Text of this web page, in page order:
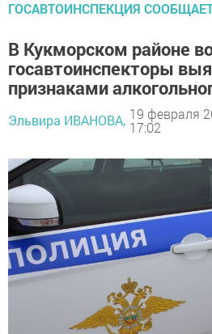
ГОСАВТОИНСПЕКЦИЯ
В Кукморском районе
госавтоинспекторы
признаками
Эльвира ИВАНОВА, 19 февраля
17:02